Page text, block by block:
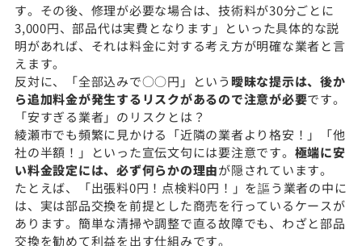
す。その後、修理が必要な場合は、技術料が30分ごとに
3,000円、部品代は実費となります」といった具体的な説
明があれば、それは料金に対する考え方が明確な業者と言
えます。
反対に、「全部込みで○○円」という 曖昧な提示は、後か
ら追加料金が発生するリスクがあるので注意が必要です。
「安すぎる業者」のリスクとは？
綾瀬市でも頻繁に見かける「近隣の業者より格安！」「他
社の半額！」といった宣伝文句には要注意です。 極端に安
い料金設定には、必ず何らかの理由が隠されています。
たとえば、「出張料0円！点検料0円！」を謳う業者の中に
は、実は部品交換を前提とした商売を行っているケースが
あります。簡単な清掃や調整で直る故障でも、わざと部品
交換を勧めて利益を出す仕組みです。